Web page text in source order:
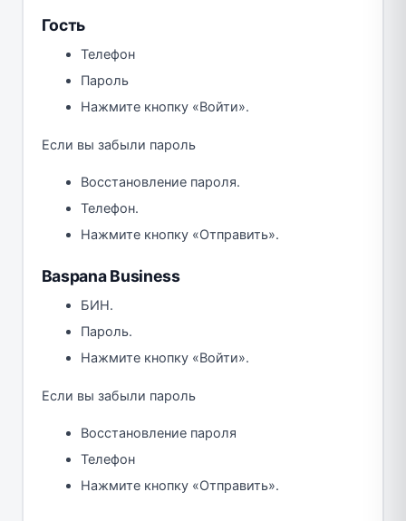
Гость
Телефон
Пароль
Нажмите кнопку «Войти».
Если вы забыли пароль
Восстановление пароля.
Телефон.
Нажмите кнопку «Отправить».
Baspana Business
БИН.
Пароль.
Нажмите кнопку «Войти».
Если вы забыли пароль
Восстановление пароля
Телефон
Нажмите кнопку «Отправить».